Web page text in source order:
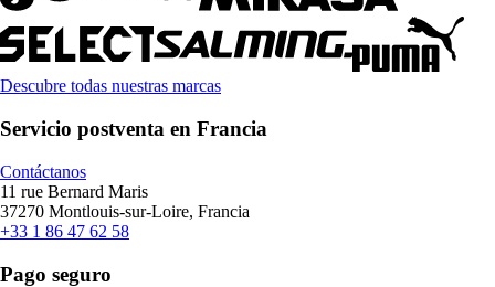
Descubre todas nuestras marcas
Servicio postventa en Francia
Contáctanos
11 rue Bernard Maris
37270 Montlouis-sur-Loire, Francia
+33 1 86 47 62 58
Pago seguro